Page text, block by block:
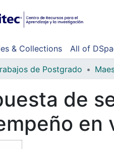
& Collections All of
de Postgrado
de
en